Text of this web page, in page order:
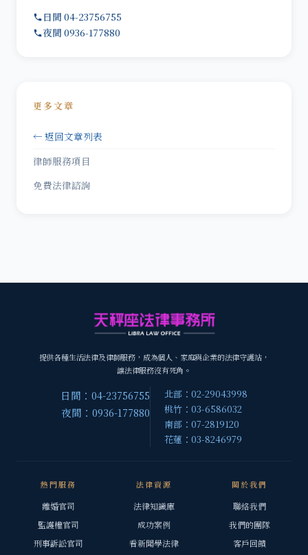
日間 04-23756755
夜間 0936-177880
更多文章
← 返回文章列表
律師服務項目
免費法律諮詢
提供各種生活法律及律師服務，成為個人、家庭與企業的法律守護站，
讓法律服務沒有死角。
日間：04-23756755
夜間：0936-177880
北部：02-29043998
桃竹：03-6586032
南部：07-2819120
花蓮：03-8246979
熱門服務
離婚官司
監護權官司
刑事訴訟官司
法律資源
法律知識庫
成功案例
看新聞學法律
關於我們
聯絡我們
我們的團隊
客戶回饋